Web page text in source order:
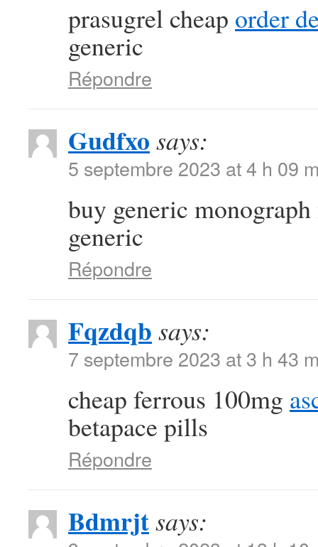
prasugrel cheap order
generic
Répondre
Gudfxo says:
5 septembre 2023 at 4 h 09
buy generic
generic
Répondre
Fqzdqb says:
7 septembre 2023 at 3 h 43
cheap ferrous 100mg
betapace pills
Répondre
Bdmrjtsays: